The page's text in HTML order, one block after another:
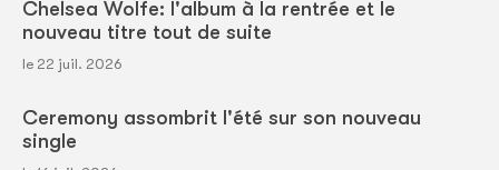
Chelsea Wolfe: l'album à la rentrée et le
nouveau titre tout de suite
le 22 juil. 2026
Ceremony assombrit l'été sur son nouveau
single